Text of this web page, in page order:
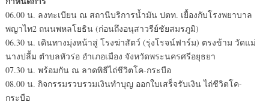
06.00 น. ลงทะเบียน ณ สถานีบริการน้ำมัน ปตท. เยื้องกับโรงพยาบาล
พญาไท2 ถนนพหลโยธิน (ก่อนถึงอนุสาวรีย์ชัยสมรภูมิ)
06.30 น. เดินทางมุ่งหน้าสู่ โรงฆ่าสัตว์ (รุ่งโรจน์ฟาร์ม) ตรงข้าม วัดแม่
นางปลื้ม ตำบลหัวร่อ อำเภอเมือง จังหวัดพระนครศรีอยุธยา
07.30 น. พร้อมกัน ณ ลาดพิธีไถ่ชีวิตโค-กระบือ
08.00 น. กิจกรรมรวบรวมเงินทำบุญ ออกใบเสร็จรับเงิน ไถ่ชีวิตโค-
กระบือ